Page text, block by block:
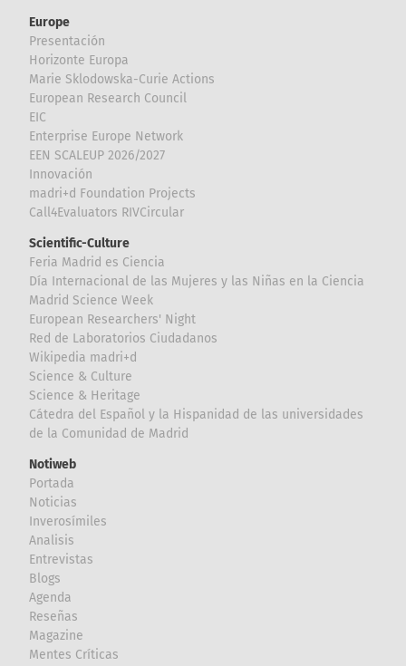
Europe
Presentación
Horizonte Europa
Marie Sklodowska-Curie Actions
European Research Council
EIC
Enterprise Europe Network
EEN SCALEUP 2026/2027
Innovación
madri+d Foundation Projects
Call4Evaluators RIVCircular
Scientific-Culture
Feria Madrid es Ciencia
Día Internacional de las Mujeres y las Niñas en la Ciencia
Madrid Science Week
European Researchers' Night
Red de Laboratorios Ciudadanos
Wikipedia madri+d
Science & Culture
Science & Heritage
Cátedra del Español y la Hispanidad de las universidades
de la Comunidad de Madrid
Notiweb
Portada
Noticias
Inverosímiles
Analisis
Entrevistas
Blogs
Agenda
Reseñas
Magazine
Mentes Críticas